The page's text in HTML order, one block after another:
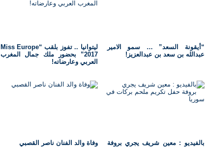
“أيقونة السعد” … سمو الامير
عبدالله بن سعد بن عبدالعزيز!
ليتوانيا .. تفوز بلقب “Miss Europe
2017” بحضور ملك جمال المغرب
العربي وعارضاته!
بالفيديو : معين شريف يجري بروفة
وفاة والد الفنان ناصر القصبي